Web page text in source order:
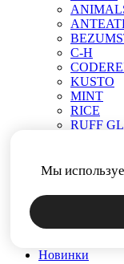
Мы
C-H
KUSTO
MINT
RICE
RUFF
МЕЧ
РОДИНА
ФИТИЛЬ
Новинки